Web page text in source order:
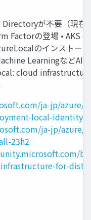
Directoryが不要（現在
Factorの登場 • AKS
のインストー
LearningなどAI
cloud
ja-jp/azure/
local-identity-
ja-jp/azure/
23h2
for-